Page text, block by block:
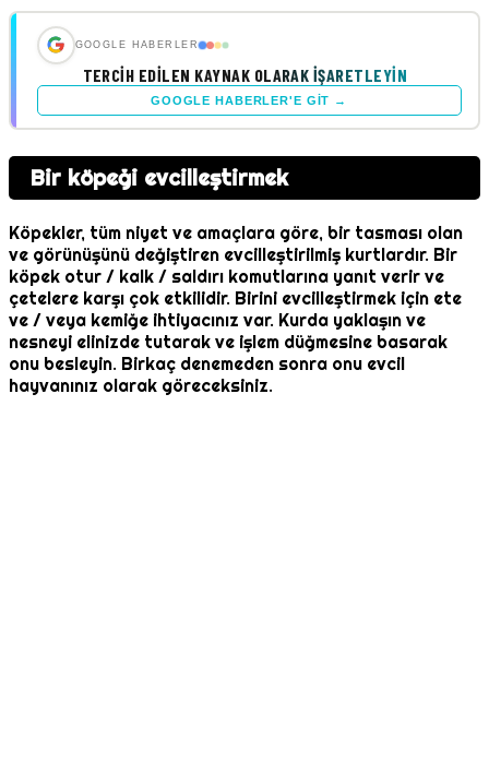
GOOGLE HABERLER
TERCIH EDILEN KAYNAK OLARAK İŞARETLEYIN
GOOGLE HABERLER'E GIT →
Bir köpeği evcilleştirmek
Köpekler, tüm niyet ve amaçlara göre, bir tasması olan
ve görünüşünü değiştiren evcilleştirilmiş kurtlardır. Bir
köpek otur / kalk / saldırı komutlarına yanıt verir ve
çetelere karşı çok etkilidir. Birini evcilleştirmek için ete
ve / veya kemiğe ihtiyacınız var. Kurda yaklaşın ve
nesneyi elinizde tutarak ve işlem düğmesine basarak
onu besleyin. Birkaç denemeden sonra onu evcil
hayvanınız olarak göreceksiniz.